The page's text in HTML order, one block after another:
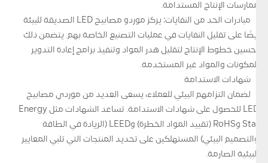
ممارسات الإنتاج المستدامة.
مبادرات الحد من النفايات: يركز موردو مصابيح LED الصديقة للبيئة
أيضًا على تقليل النفايات في عمليات التصنيع الخاصة بهم. يتضمن ذلك
تحسين خطوط الإنتاج لتقليل هدر المواد وتنفيذ برامج إعادة التدوير
للمكونات والمواد غير المستخدمة.
شهادات الاستدامة
لضمان التزامهم البيئي للعملاء، يسعى العديد من موردي مصابيح
LED للحصول على شهادات الاستدامة. تساعد الشهادات مثل Energy
Star وRoHS (تقييد المواد الخطرة) وLEED (الريادة في الطاقة
والتصميم البيئي) المستهلكين على تحديد المنتجات التي تلبي المعايير
البيئية الصارمة.